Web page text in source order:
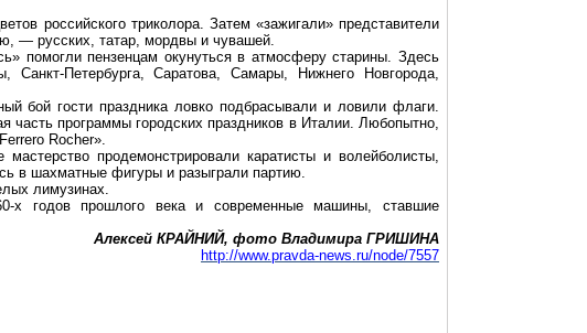
российского триколора. Затем «зажигали» представители
— русских, татар, мордвы и чувашей.
помогли пензенцам окунуться в атмосферу старины. Здесь
Санкт-Петербурга, Саратова, Самары, Нижнего Новгорода,
бой гости праздника ловко подбрасывали и ловили флаги.
часть программы городских праздников в Италии. Любопытно,
Rocher».
продемонстрировали каратисты и волейболисты,
в шахматные фигуры и разыграли партию.
лимузинах.
х годов прошлого века и современные машины, ставшие
Алексей КРАЙНИЙ, фото Владимира ГРИШИНА
http://www.pravda-news.ru/node/7557